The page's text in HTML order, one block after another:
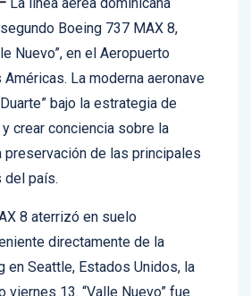
La línea aérea dominicana
Boeing 737 MAX 8,
Nuevo”, en el Aeropuerto
La moderna aeronave
bajo la estrategia de
crear conciencia sobre la
de las principales
8 aterrizó en suelo
directamente de la
en Seattle, Estados Unidos, la